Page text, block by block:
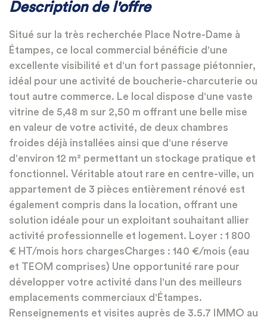
Description de l'offre
Situé sur la très recherchée Place Notre-Dame à
Étampes, ce local commercial bénéficie d'une
excellente visibilité et d'un fort passage piétonnier,
idéal pour une activité de boucherie-charcuterie ou
tout autre commerce. Le local dispose d'une vaste
vitrine de 5,48 m sur 2,50 m offrant une belle mise
en valeur de votre activité, de deux chambres
froides déjà installées ainsi que d'une réserve
d'environ 12 m² permettant un stockage pratique et
fonctionnel. Véritable atout rare en centre-ville, un
appartement de 3 pièces entièrement rénové est
également compris dans la location, offrant une
solution idéale pour un exploitant souhaitant allier
activité professionnelle et logement. Loyer : 1 800
€ HT/mois hors chargesCharges : 140 €/mois (eau
et TEOM comprises) Une opportunité rare pour
développer votre activité dans l'un des meilleurs
emplacements commerciaux d'Étampes.
Renseignements et visites auprès de 3.5.7 IMMO au